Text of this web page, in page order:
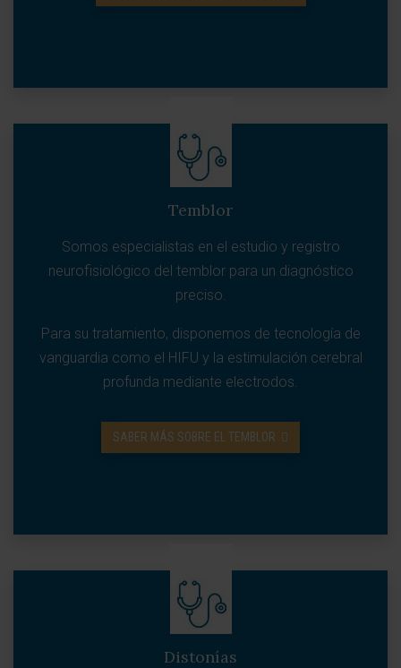
Temblor
Somos especialistas en el estudio y registro
neurofisiológico del temblor para un diagnóstico
preciso.
Para su tratamiento, disponemos de tecnología de
vanguardia como el HIFU y la estimulación cerebral
profunda mediante electrodos.
SABER MÁS SOBRE EL TEMBLOR
Distonías